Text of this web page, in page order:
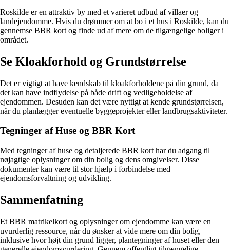
Roskilde er en attraktiv by med et varieret udbud af villaer og
landejendomme. Hvis du drømmer om at bo i et hus i Roskilde, kan du
gennemse BBR kort og finde ud af mere om de tilgængelige boliger i
området.
Se Kloakforhold og Grundstørrelse
Det er vigtigt at have kendskab til kloakforholdene på din grund, da
det kan have indflydelse på både drift og vedligeholdelse af
ejendommen. Desuden kan det være nyttigt at kende grundstørrelsen,
når du planlægger eventuelle byggeprojekter eller landbrugsaktiviteter.
Tegninger af Huse og BBR Kort
Med tegninger af huse og detaljerede BBR kort har du adgang til
nøjagtige oplysninger om din bolig og dens omgivelser. Disse
dokumenter kan være til stor hjælp i forbindelse med
ejendomsforvaltning og udvikling.
Sammenfatning
Et BBR matrikelkort og oplysninger om ejendomme kan være en
uvurderlig ressource, når du ønsker at vide mere om din bolig,
inklusive hvor højt din grund ligger, plantegninger af huset eller den